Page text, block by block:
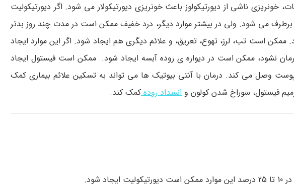
خونریزی ناشی از دیورتیکولوز باعث خونریزی دیورتیکولار می شود. اگر دیورتیکولیت
می شود. ولی در بیشتر موارد دیگر، درد خفیف ممکن است در مدت چند روز بدتر
است تب، لرز، تهوع، تعریق، و علائم دیگری هم ایجاد شود. اگر این موارد ایجاد
نشود، ممکن است در دیواره ی روده آبسه ایجاد شود. ممکن است فیستول ایجاد
پوست وصل می کند. درمان با آنتی بیوتیک ها می تواند به تسکین علائم بیماری کمک
فیستول، سوراخ شدن کولون و انسداد رودهکمک کند.